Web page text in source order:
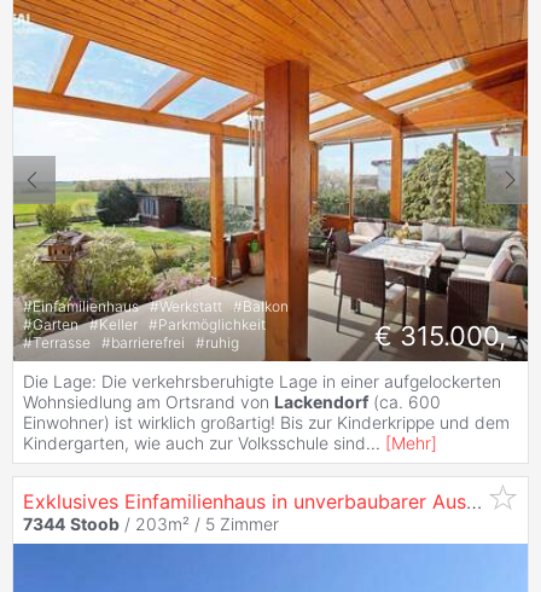
#Einfamilienhaus #Werkstatt #Balkon
#Garten #Keller #Parkmöglichkeit
#Terrasse #barrierefrei #ruhig € 315.000,-
Die Lage: Die verkehrsberuhigte Lage in einer aufgelockerten
Wohnsiedlung am Ortsrand von Lackendorf (ca. 600
Einwohner) ist wirklich großartig! Bis zur Kinderkrippe und dem
Kindergarten, wie auch zur Volksschule sind... [Mehr]
Exklusives Einfamilienhaus in unverbaubarer Aussichtslage – Wohnen mit Fernblick und Natur
7344 Stoob / 203m² / 5 Zimmer